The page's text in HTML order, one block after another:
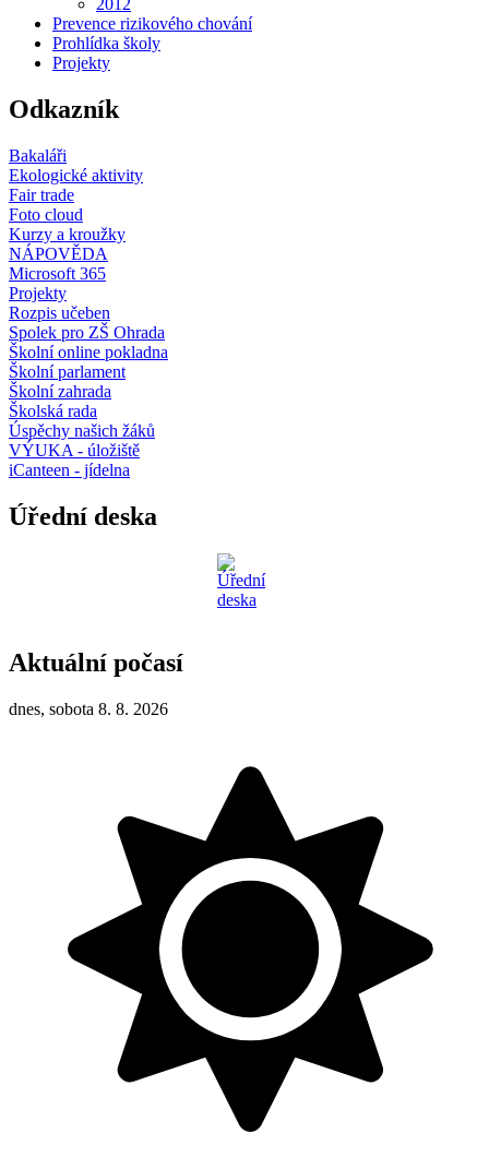
2012
Prevence rizikového chování
Prohlídka školy
Projekty
Odkazník
Bakaláři
Ekologické aktivity
Fair trade
Foto cloud
Kurzy a kroužky
NÁPOVĚDA
Microsoft 365
Projekty
Rozpis učeben
Spolek pro ZŠ Ohrada
Školní online pokladna
Školní parlament
Školní zahrada
Školská rada
Úspěchy našich žáků
VÝUKA - úložiště
iCanteen - jídelna
Úřední deska
Aktuální počasí
dnes, sobota 8. 8. 2026